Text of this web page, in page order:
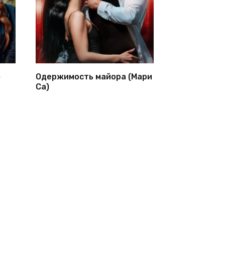
Одержимость майора (Мари
Са)